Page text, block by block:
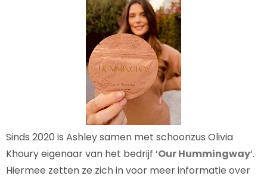
Sinds 2020 is Ashley samen met schoonzus Olivia
Khoury eigenaar van het bedrijf ‘Our Hummingway‘.
Hiermee zetten ze zich in voor meer informatie over